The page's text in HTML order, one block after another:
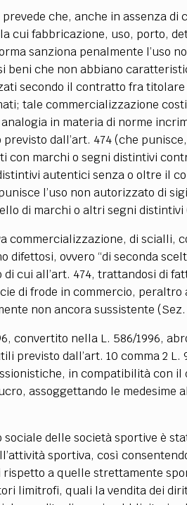
prevede che, anche in assenza di
cui fabbricazione, uso, porto,
sanziona penalmente l’uso
beni che non abbiano
secondo il contratto fra
tale commercializzazione
in materia di norme
dall’art. 474 (che
con marchi o segni distintivi
autentici senza o oltre il
l’uso non autorizzato di
di marchi o altri segni distintivi
commercializzazione, di scialli,
difettosi, ovvero “di seconda
cui all’art. 474, trattandosi di
di frode in commercio, peraltro
non ancora sussistente (Sez.
convertito nella L. 586/1996,
previsto dall’art. 10 comma 2 L.
in compatibilità con il
assoggettando le medesime
sociale delle società sportive è
sportiva, così
a quelle strettamente
limitrofi, quali la vendita dei